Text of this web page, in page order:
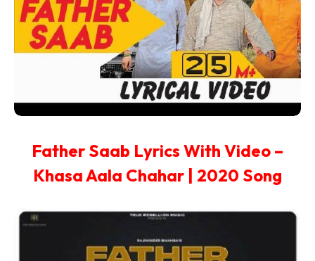
Father Saab Lyrics With Video –
Khasa Aala Chahar | 2020 Song